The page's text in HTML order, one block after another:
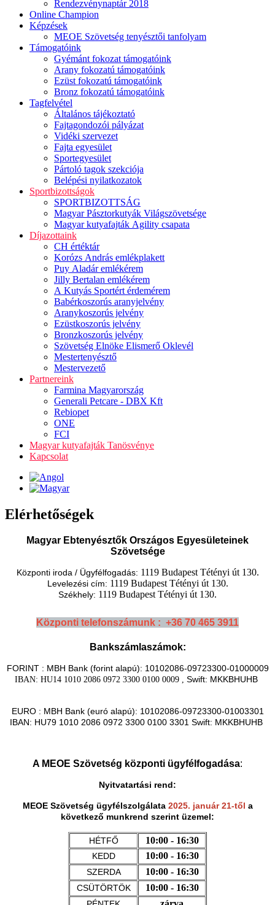
Rendezvénynaptár 2018
Online Champion
Képzések
MEOE Szövetség tenyésztői tanfolyam
Támogatóink
Gyémánt fokozat támogatóink
Arany fokozatú támogatóink
Ezüst fokozatú támogatóink
Bronz fokozatú támogatóink
Tagfelvétel
Általános tájékoztató
Fajtagondozói pályázat
Vidéki szervezet
Fajta egyesület
Sportegyesület
Pártoló tagok szekciója
Belépési nyilatkozatok
Sportbizottságok
SPORTBIZOTTSÁG
Magyar Pásztorkutyák Világszövetsége
Magyar kutyafajták Agility csapata
Díjazottaink
CH értéktár
Korózs András emlékplakett
Puy Aladár emlékérem
Jilly Bertalan emlékérem
A Kutyás Sportért érdemérem
Babérkoszorús aranyjelvény
Aranykoszorús jelvény
Ezüstkoszorús jelvény
Bronzkoszorús jelvény
Szövetség Elnöke Elismerő Oklevél
Mestertenyésztő
Mestervezető
Partnereink
Farmina Magyarország
Generali Petcare - DBX Kft
Rebiopet
ONE
FCI
Magyar kutyafajták Tanösvénye
Kapcsolat
Elérhetőségek
Magyar Ebtenyésztők Országos Egyesületeinek
Szövetsége
Központi iroda / Ügyfélfogadás: 1119 Budapest Tétényi út 130.
Levelezési cím: 1119 Budapest Tétényi út 130.
Székhely: 1119 Budapest Tétényi út 130.
Központi telefonszámunk : +36 70 465 3911
Bankszámlaszámok:
FORINT : MBH Bank (forint alapú): 10102086-09723300-01000009
IBAN: HU14 1010 2086 0972 3300 0100 0009 , Swift: MKKBHUHB
EURO : MBH Bank (euró alapú): 10102086-09723300-01003301
IBAN: HU79 1010 2086 0972 3300 0100 3301 Swift: MKKBHUHB
A MEOE Szövetség központi ügyfélfogadása:
Nyitvatartási rend:
MEOE Szövetség ügyfélszolgálata 2025. január 21-től a
következő munkrend szerint üzemel:
HÉTFŐ 10:00 - 16:30
KEDD 10:00 - 16:30
SZERDA 10:00 - 16:30
CSÜTÖRTÖK 10:00 - 16:30